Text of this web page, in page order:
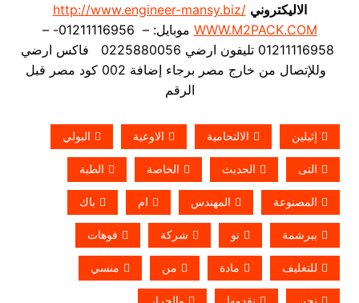
الاليكتروني http://www.engineer-mansy.biz/
WWW.M2PACK.COM
موبايل: – 01211116956- –
وللإتصال من خارج مصر برجاء إضافة 002 كود مصر قبل
الرقم
إثيلين الالتحامية الاوعية البولي
التى الحديث الخاصة الطبة
المصنوعة المهندس ام باك
ببرشمة تو شركة فوهات
للتغليف مادة من منسي
نحن نقدمها والجرار